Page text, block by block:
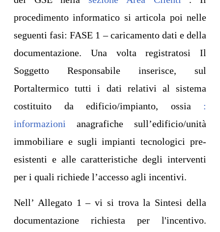
procedimento informatico si articola poi nelle
seguenti fasi: FASE 1 – caricamento dati e della
documentazione. Una volta registratosi Il
Soggetto Responsabile inserisce, sul
Portaltermico tutti i dati relativi al sistema
costituito da edificio/impianto, ossia :
informazioni anagrafiche sull’edificio/unità
immobiliare e sugli impianti tecnologici pre-
esistenti e alle caratteristiche degli interventi
per i quali richiede l’accesso agli incentivi.
Nell’ Allegato 1 – vi si trova la Sintesi della
documentazione richiesta per l'incentivo.